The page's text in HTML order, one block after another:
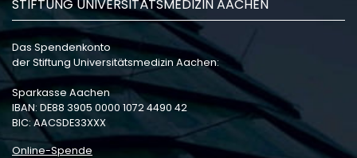
STIFTUNG UNIVERSITÄTSMEDIZIN AACHEN
Das Spendenkonto
der Stiftung Universitätsmedizin Aachen:
Sparkasse Aachen
IBAN: DE88 3905 0000 1072 4490 42
BIC: AACSDE33XXX
Online-Spende